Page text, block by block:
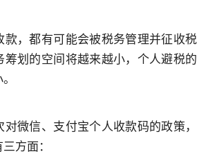
款，都有可能会被税务管理并征收税
筹划的空间将越来越小，个人避税的
微信、支付宝个人收款码的政策，
方面：